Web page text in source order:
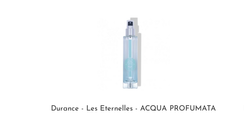
Durance - Les Eternelles - ACQUA PROFUMATA